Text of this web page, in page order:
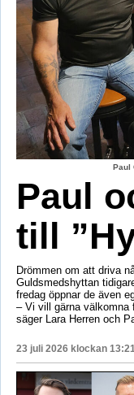
Paul
Paul
till
Drömmen om att driva
Guldsmedshyttan
fredag öppnar de även
– Vi vill gärna
säger Lara Herren och
23 juli 2026 klockan